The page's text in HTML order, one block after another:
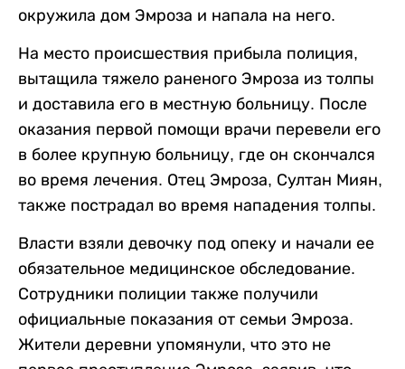
окружила дом Эмроза и напала на него.
На место происшествия прибыла полиция,
вытащила тяжело раненого Эмроза из толпы
и доставила его в местную больницу. После
оказания первой помощи врачи перевели его
в более крупную больницу, где он скончался
во время лечения. Отец Эмроза, Султан Миян,
также пострадал во время нападения толпы.
Власти взяли девочку под опеку и начали ее
обязательное медицинское обследование.
Сотрудники полиции также получили
официальные показания от семьи Эмроза.
Жители деревни упомянули, что это не